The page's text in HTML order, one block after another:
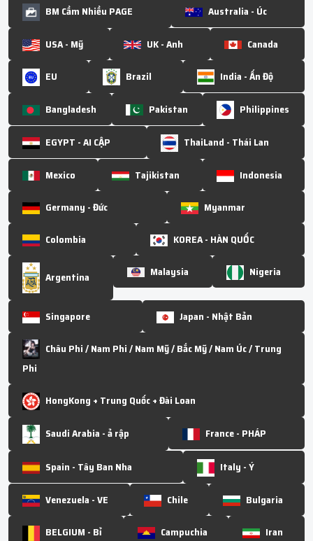
BM Cầm Nhiều PAGE Australia - Úc
USA - Mỹ UK - Anh Canada
EU Brazil India - Ấn Độ
Bangladesh Pakistan Philippines
EGYPT - AI CẬP ThaiLand - Thái Lan
Mexico Tajikistan Indonesia
Germany - Đức Myanmar
Colombia KOREA - HÀN QUỐC
Argentina Malaysia Nigeria
Singapore Japan - Nhật Bản
Châu Phi / Nam Phi / Nam Mỹ / Bắc Mỹ / Nam Úc / Trung
Phi
HongKong + Trung Quốc + Đài Loan
Saudi Arabia - ả rập France - PHÁP
Spain - Tây Ban Nha Italy - Ý
Venezuela - VE Chile Bulgaria
BELGIUM - Bỉ Campuchia Iran